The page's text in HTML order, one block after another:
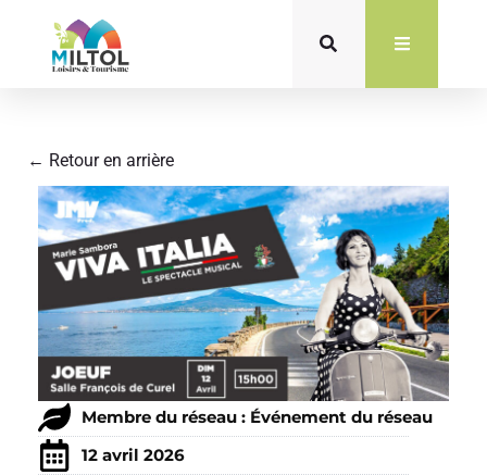
contenu
← Retour en arrière
Membre du réseau : Événement du réseau
12 avril 2026